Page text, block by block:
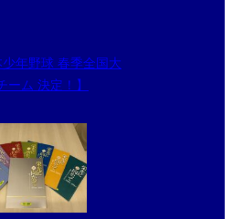
年野球 春季全国大
ーム 決定！】